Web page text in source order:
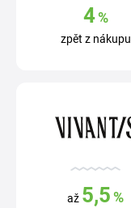
4%
zpět z nákupu
až 5,5 %